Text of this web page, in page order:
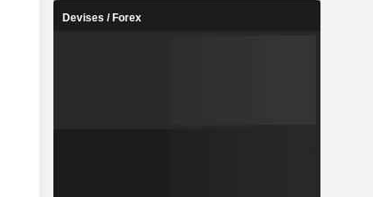
Devises / Forex